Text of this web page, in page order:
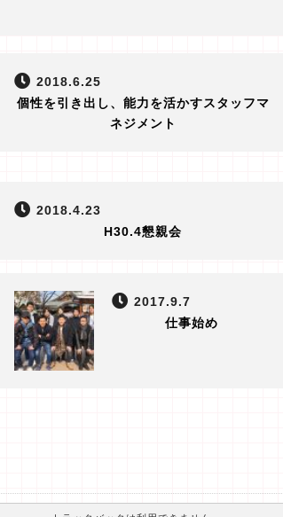
2018.6.25
個性を引き出し、能力を活かすスタッフマ
ネジメント
2018.4.23
H30.4懇親会
2017.9.7
仕事始め